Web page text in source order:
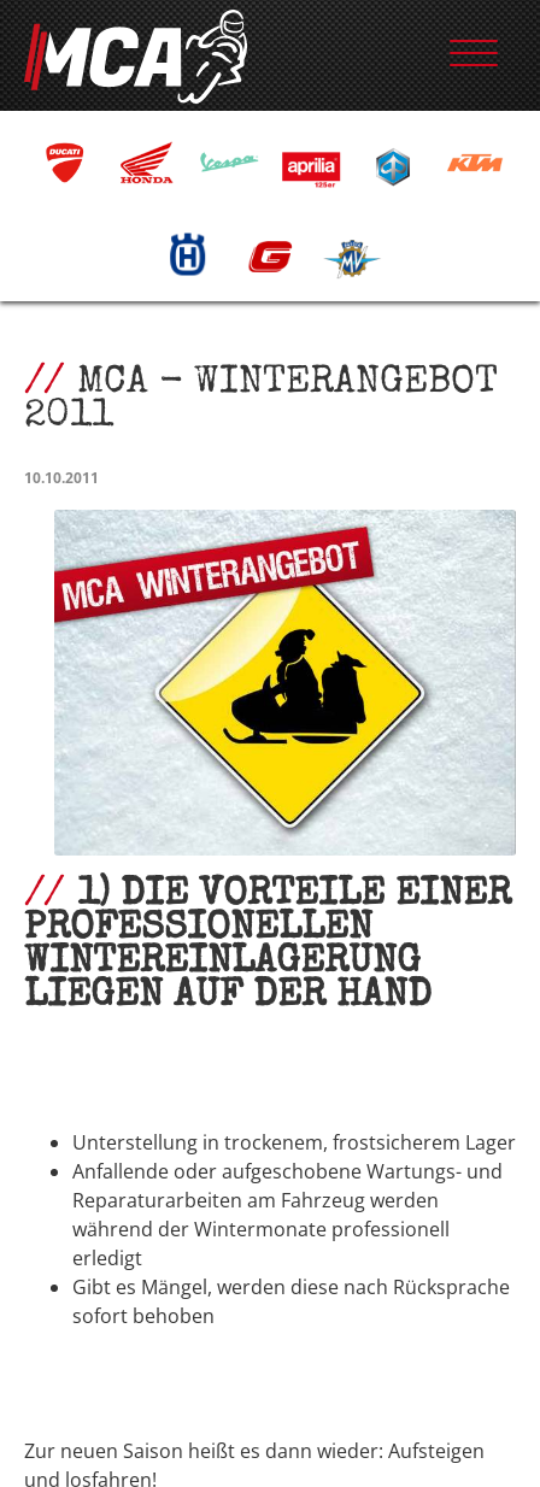
MCA - WINTERANGEBOT
2011
10.10.2011
1) DIE VORTEILE EINER
PROFESSIONELLEN
WINTEREINLAGERUNG
LIEGEN AUF DER HAND
Unterstellung in trockenem, frostsicherem Lager
Anfallende oder aufgeschobene Wartungs- und
Reparaturarbeiten am Fahrzeug werden
während der Wintermonate professionell
erledigt
Gibt es Mängel, werden diese nach Rücksprache
sofort behoben
Zur neuen Saison heißt es dann wieder: Aufsteigen
und losfahren!